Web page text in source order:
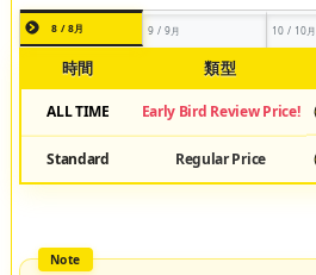
8 / 8月 9 / 9月 10 / 10月
時間 類型
ALL TIME Early Bird Review Price!
Standard Regular Price